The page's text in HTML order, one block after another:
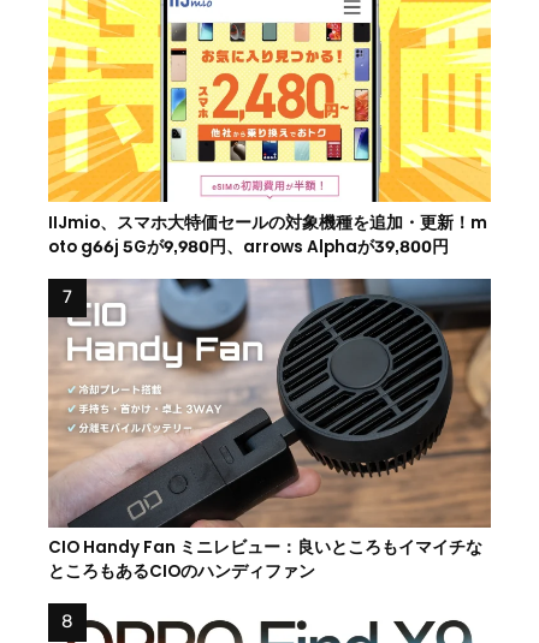
IIJmio、スマホ大特価セールの対象機種を追加・更新！m
oto g66j 5Gが9,980円、arrows Alphaが39,800円
CIO Handy Fan ミニレビュー：良いところもイマイチな
ところもあるCIOのハンディファン